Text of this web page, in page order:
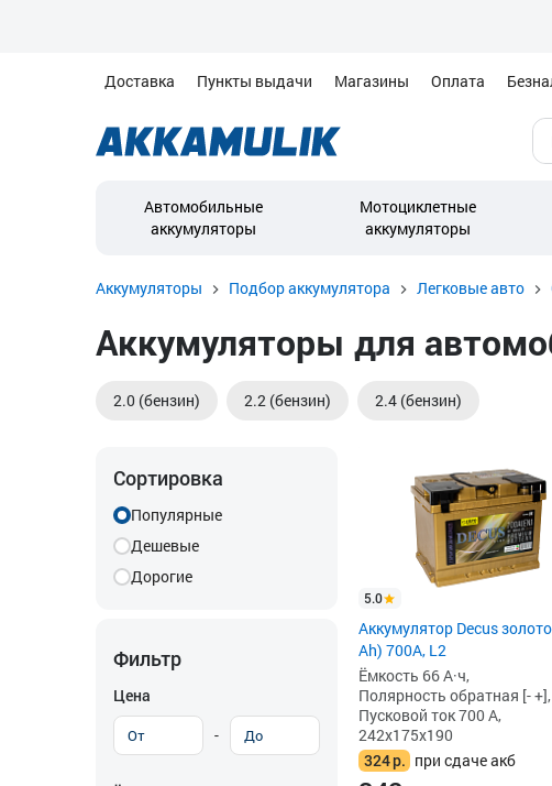
Доставка Пункты выдачи Магазины Оплата
Автомобильные
аккумуляторы
Мотоциклетные
аккумуляторы
Аккумуляторы Подбор аккумулятора Легковые авто
Аккумуляторы для
2.0 (бензин) 2.2 (бензин) 2.4 (бензин)
Сортировка
Популярные
Дешевые
Дорогие
Фильтр
Цена
-
5.0
Аккумулятор Decus
Ah) 700A, L2
Ёмкость 66 А·ч,
Полярность обратная [- +],
Пусковой ток 700 А,
242x175x190
324р. при сдаче акб